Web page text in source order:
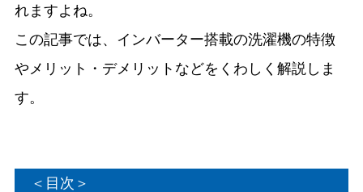
れますよね。
この記事では、インバーター搭載の洗濯機の特徴
やメリット・デメリットなどをくわしく解説しま
す。
＜目次＞